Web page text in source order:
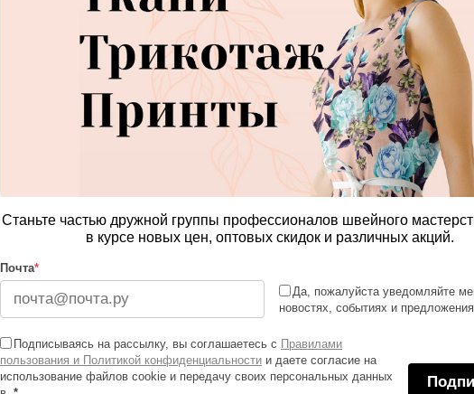
Станьте частью дружной группы профессионалов швейного
в курсе новых цен, оптовых скидок и различных акций.
Почта*
Да, пожалуйста уведомляйте
новостях, событиях и
Подписываясь на рассылку, вы соглашаетесь с Правилами
пользования и Политикой конфиденциальности и даете согласие на
использование файлов cookie и передачу своих персональных данных